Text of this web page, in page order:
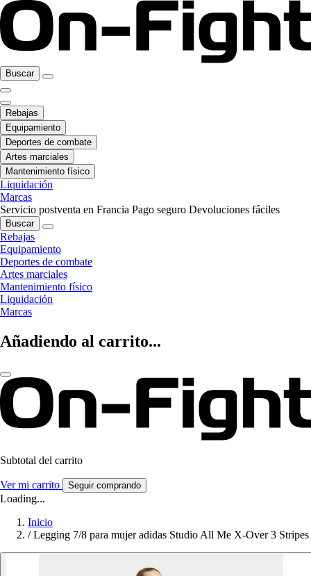
Buscar
Rebajas
Equipamiento
Deportes de combate
Artes marciales
Mantenimiento físico
Liquidación
Marcas
Servicio postventa en Francia Pago seguro Devoluciones fáciles
Buscar
Rebajas
Equipamiento
Deportes de combate
Artes marciales
Mantenimiento físico
Liquidación
Marcas
Añadiendo al carrito...
Subtotal del carrito
Ver mi carrito Seguir comprando
Loading...
Inicio
/ Legging 7/8 para mujer adidas Studio All Me X-Over 3 Stripes